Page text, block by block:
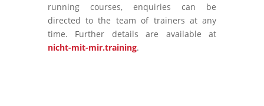
running courses, enquiries can be
directed to the team of trainers at any
time. Further details are available at
nicht-mit-mir.training.